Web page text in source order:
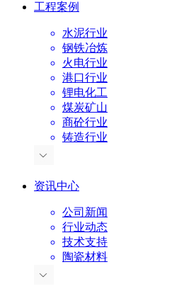
工程案例
水泥行业
钢铁冶炼
火电行业
港口行业
锂电化工
煤炭矿山
商砼行业
铸造行业
资讯中心
公司新闻
行业动态
技术支持
陶瓷材料